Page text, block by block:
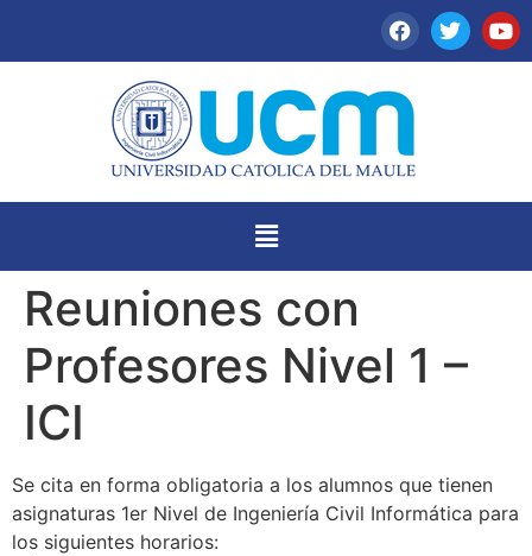
Reuniones con
Profesores Nivel 1 –
ICI
Se cita en forma obligatoria a los alumnos que tienen
asignaturas 1er Nivel de Ingeniería Civil Informática para
los siguientes horarios: